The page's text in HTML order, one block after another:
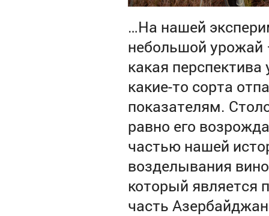
…На нашей
небольшой урожай
какая
какие-то сорта
показателям.
равно его
частью нашей
возделывания
который является
часть